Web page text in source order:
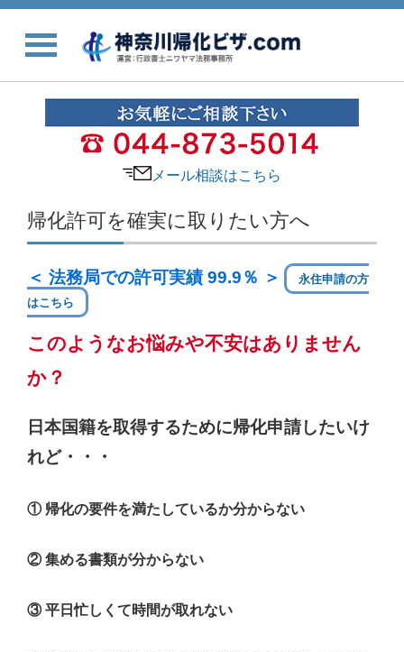
メール相談はこちら
帰化許可を確実に取りたい方へ
＜ 法務局での許可実績 99.9％ ＞
永住申請の方
はこちら
このようなお悩みや不安はありません
か？
日本国籍を取得するために帰化申請したいけ
れど・・・
① 帰化の要件を満たしているか分からない
② 集める書類が分からない
③ 平日忙しくて時間が取れない